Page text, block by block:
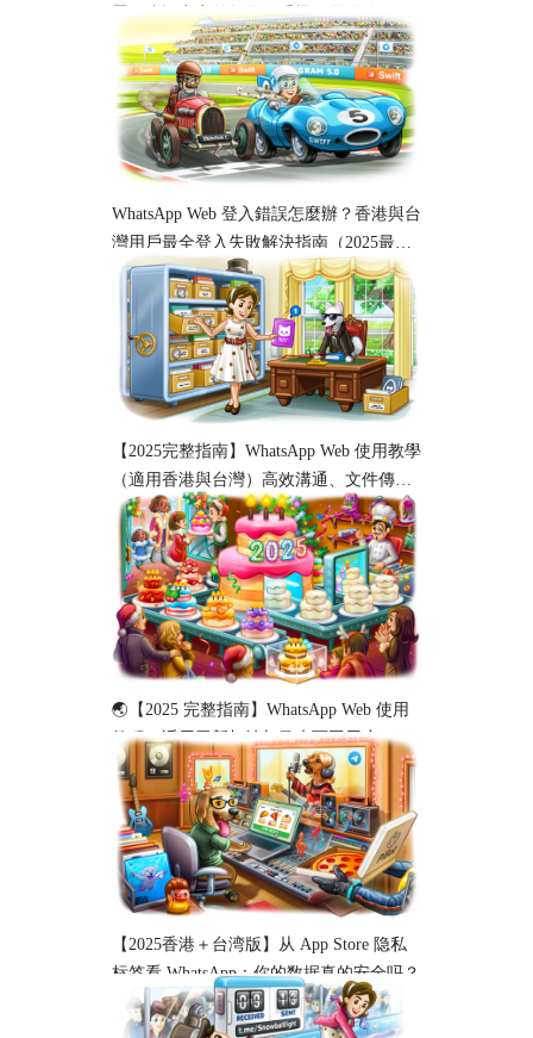
置同步設定完整教學｜手機、電腦跨平台
使用指南
WhatsApp Web 登入錯誤怎麼辦？香港與台
灣用戶最全登入失敗解決指南（2025最
新）
【2025完整指南】WhatsApp Web 使用教學
（適用香港與台灣）高效溝通、文件傳輸
與工作協作必備！
🌏【2025 完整指南】WhatsApp Web 使用
教程（适用于新加坡与马来西亚用户）
【2025香港＋台湾版】从 App Store 隐私
标签看 WhatsApp：你的数据真的安全吗？